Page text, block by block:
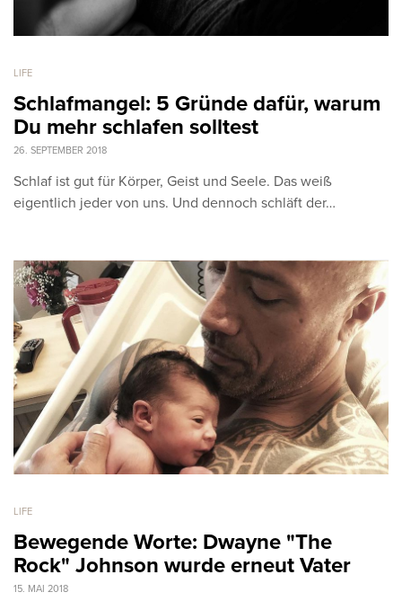
LIFE
Schlafmangel: 5 Gründe dafür, warum
Du mehr schlafen solltest
26. SEPTEMBER 2018
Schlaf ist gut für Körper, Geist und Seele. Das weiß
eigentlich jeder von uns. Und dennoch schläft der…
LIFE
Bewegende Worte: Dwayne "The
Rock" Johnson wurde erneut Vater
15. MAI 2018